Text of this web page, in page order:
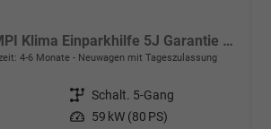
Selection 1,0 MPI Klima Einparkhilfe 5J Garantie LED Apple Carplay Bluetooth
4-6 Monate Neuwagen mit Tageszulassung
Getriebe Schalt. 5-Gang
Leistung 59 kW (80 PS)